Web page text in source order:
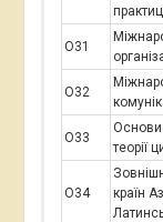
О31
О32
О33
Основи
теорії
О34
країн